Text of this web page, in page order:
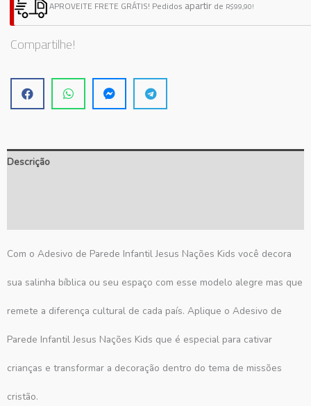
Jesus
Kids
APROVEITE FRETE GRÁTIS! Pedidos apartirde R$99,90!
Compartilhe!
Descrição
Com o Adesivo de Parede Infantil Jesus Nações Kids você decora
sua salinha bíblica ou seu espaço com esse modelo alegre mas que
remete a diferença cultural de cada país. Aplique o Adesivo de
Parede Infantil Jesus Nações Kids que é especial para cativar
crianças e transformar a decoração dentro do tema de missões
cristão.